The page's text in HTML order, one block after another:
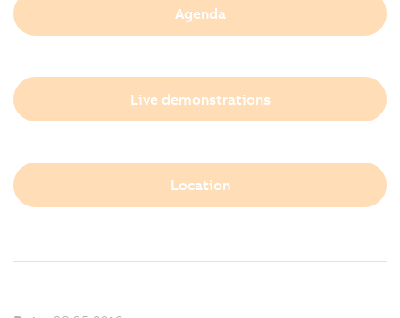
Agenda
Live demonstrations
Location